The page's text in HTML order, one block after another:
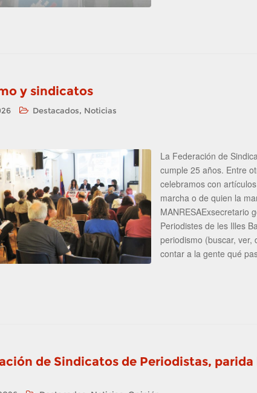
y sindicatos
Destacados, Noticias
La Federación de
cumple 25 años. Entre
celebramos con
marcha o de quien la
MANRESAExsecretario
Periodistes de les Illes
periodismo (buscar, ver,
contar a la gente qué
de Sindicatos de Periodistas,